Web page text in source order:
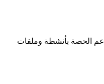
الحصة بأنشطة وملفات